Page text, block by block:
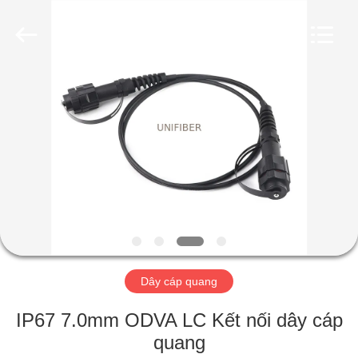
TRANG
VỀ
TÔI
Dây cáp quang
IP67 7.0mm ODVA LC Kết nối dây cáp
quang